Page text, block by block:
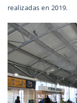
realizadas en 2019.